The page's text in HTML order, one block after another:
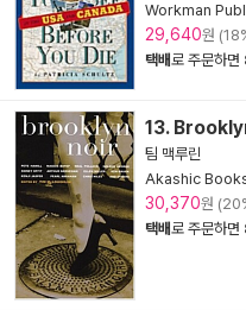
Workman
29,640원
택배로 주문하면
13.
팀 맥루린
Akashic
30,370원
택배로 주문하면